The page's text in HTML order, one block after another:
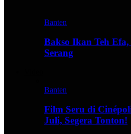
Banten
Bakso Ikan Teh
Serang
Banten
Film Seru di
Juli, Segera Tonton!